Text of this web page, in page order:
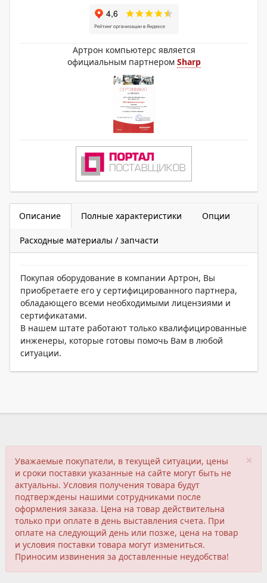
Артрон компьютерс является
официальным партнером Sharp
Описание Полные характеристики Опции
Расходные материалы / запчасти
Покупая оборудование в компании Артрон, Вы
приобретаете его у сертифицированного партнера,
обладающего всеми необходимыми лицензиями и
сертификатами.
В нашем штате работают только квалифицированные
инженеры, которые готовы помочь Вам в любой
ситуации.
×
Уважаемые покупатели, в текущей ситуации, цены
и сроки поставки указанные на сайте могут быть не
актуальны. Условия получения товара будут
подтверждены нашими сотрудниками после
оформления заказа. Цена на товар действительна
только при оплате в день выставления счета. При
оплате на следующий день или позже, цена на товар
и условия поставки товара могут измениться.
Приносим извинения за доставленные неудобства!